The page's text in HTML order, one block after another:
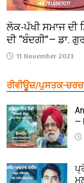
ਲੋਕ-ਪੱਖੀ ਸਮਾਜ ਦੀ
ਦੀ “ਬੰਦਗੀ”— ਡਾ.
11 November 2023
ਰੀਵੀਊਜ਼/ਪੁਸਤਕ-
—